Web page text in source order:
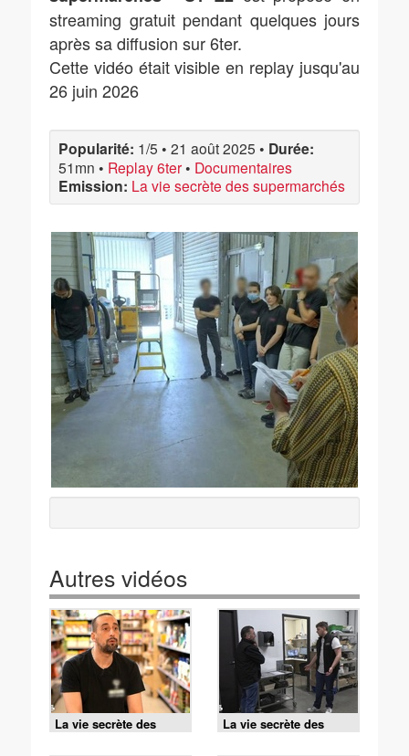
streaming gratuit pendant quelques jours
après sa diffusion sur 6ter.
Cette vidéo était visible en replay jusqu'au
26 juin 2026
Popularité: 1/5 • 21 août 2025 • Durée:
51mn • Replay 6ter • Documentaires
Emission: La vie secrète des supermarchés
Autres vidéos
La vie secrète des
supermarchés - S3 E4
La vie secrète des
supermarchés - S3 E2